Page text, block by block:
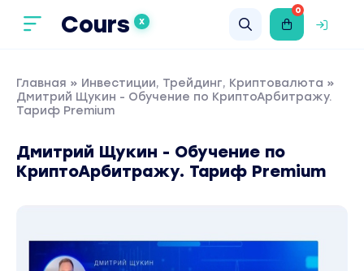
Cours X
0
Главная » Инвестиции, Трейдинг, Криптовалюта »
Дмитрий Щукин - Обучение по КриптоАрбитражу.
Тариф Premium
Дмитрий Щукин - Обучение по
КриптоАрбитражу. Тариф Premium